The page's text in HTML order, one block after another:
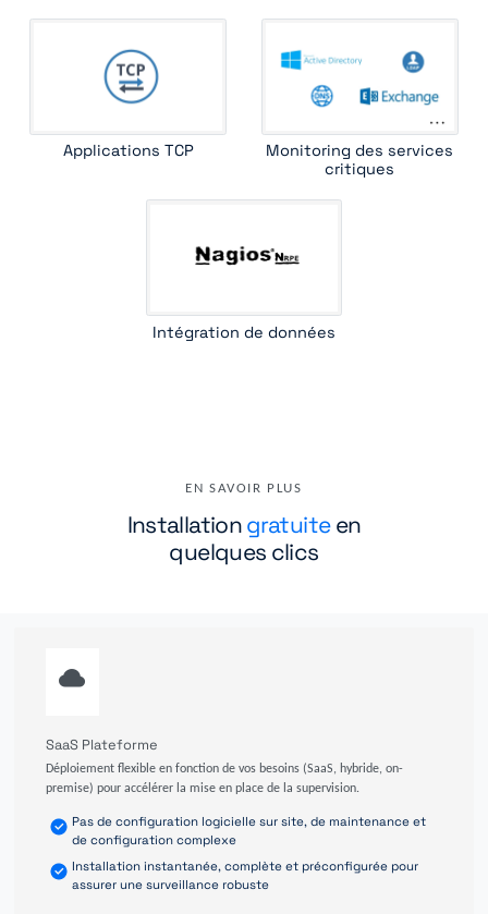
Applications TCP
Monitoring des services
critiques
Intégration de données
EN SAVOIR PLUS
Installationgratuiteen
quelques clics
SaaS Plateforme
Déploiement flexible en fonction de vos besoins (SaaS, hybride, on-
premise) pour accélérer la mise en place de la supervision.
Pas de configuration logicielle sur site, de maintenance et
de configuration complexe
Installation instantanée, complète et préconfigurée pour
assurer une surveillance robuste